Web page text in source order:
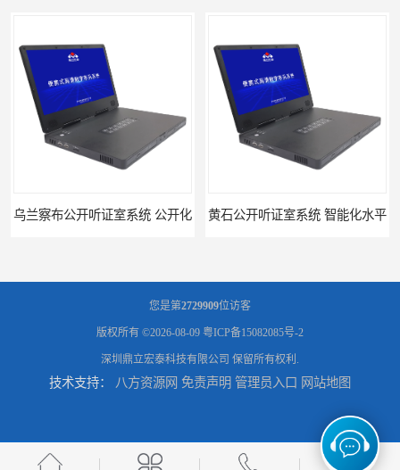
乌兰察布公开听证室系统 公开化 黄石公开听证室系统 智能化水平
黑龙江数字法庭模拟厂家 六盘水模拟法庭厂家
您是第2729909位访客
版权所有 ©2026-08-09 粤ICP备15082085号-2
深圳鼎立宏泰科技有限公司 保留所有权利.
技术支持： 八方资源网 免责声明 管理员入口 网站地图